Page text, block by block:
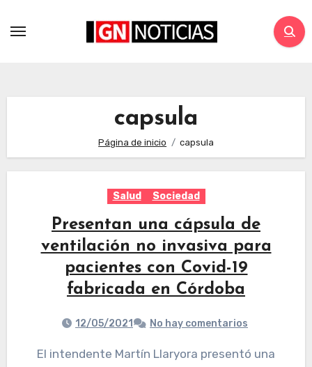
capsula
Página de inicio capsula
Salud Sociedad
Presentan una cápsula de
ventilación no invasiva para
pacientes con Covid-19
fabricada en Córdoba
12/05/2021 No hay comentarios
El intendente Martín Llaryora presentó una